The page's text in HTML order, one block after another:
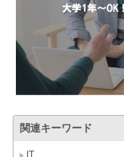
関連キーワード
IT